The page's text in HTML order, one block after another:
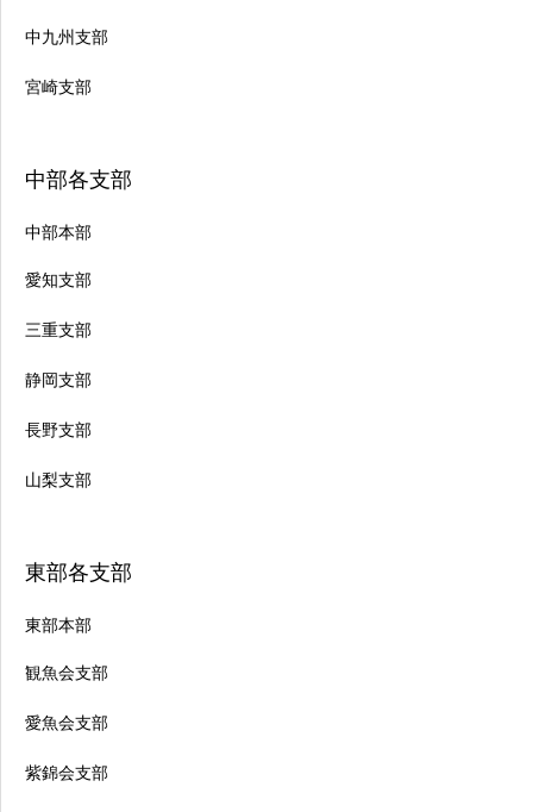
中九州支部
宮崎支部
中部各支部
中部本部
愛知支部
三重支部
静岡支部
長野支部
山梨支部
東部各支部
東部本部
観魚会支部
愛魚会支部
紫錦会支部